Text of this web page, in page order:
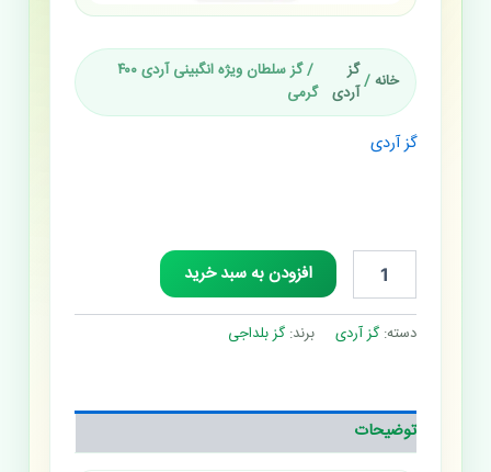
خانه/گز
آردی
/ گز سلطان ویژه انگبینی آردی ۴۰۰
گرمی
گز آردی
افزودن به سبد خرید
دسته:گز آردی برند:گز بلداجی
توضیحات